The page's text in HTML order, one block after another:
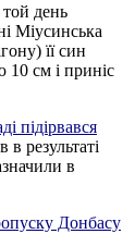
день
Міусинська
її син
см і приніс
підірвався
в результаті
в
Донбасу